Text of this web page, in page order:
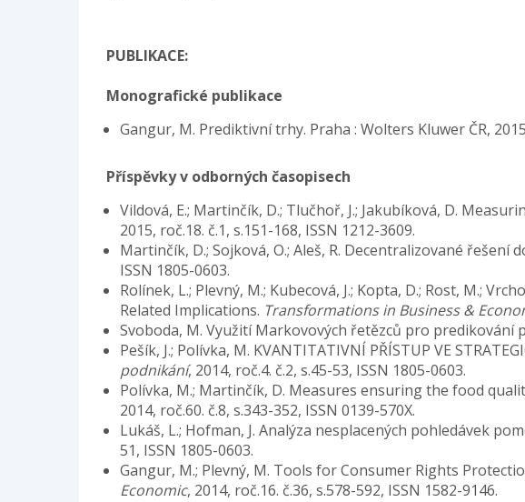
PUBLIKACE:
Monografické publikace
Gangur, M. Prediktivní trhy. Praha : Wolters Kluwer ČR,
Příspěvky v odborných časopisech
Vildová, E.; Martinčík, D.; Tlučhoř, J.; Jakubíková, D.
2015, roč.18. č.1, s.151-168, ISSN 1212-3609.
Martinčík, D.; Sojková, O.; Aleš, R. Decentralizované
ISSN 1805-0603.
Rolínek, L.; Plevný, M.; Kubecová, J.; Kopta, D.; Rost, M.;
Related Implications. Transformations in Business &
Svoboda, M. Využití Markovových řetězců pro predikování
Pešík, J.; Polívka, M. KVANTITATIVNÍ PŘÍSTUP VE
podnikání, 2014, roč.4. č.2, s.45-53, ISSN 1805-0603.
Polívka, M.; Martinčík, D. Measures ensuring the food
2014, roč.60. č.8, s.343-352, ISSN 0139-570X.
Lukáš, L.; Hofman, J. Analýza nesplacených pohledávek
51, ISSN 1805-0603.
Gangur, M.; Plevný, M. Tools for Consumer Rights
Economic, 2014, roč.16. č.36, s.578-592, ISSN 1582-9146.